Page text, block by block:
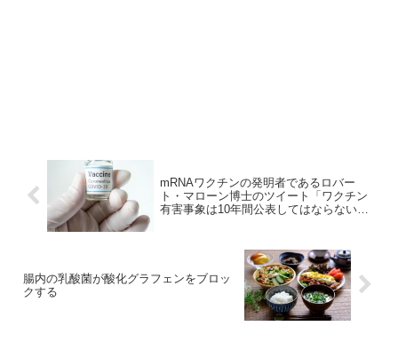
mRNAワクチンの発明者であるロバー
ト・マローン博士のツイート「ワクチン
有害事象は10年間公表してはならないと
腸内の乳酸菌が酸化グラフェンをブロッ
クする